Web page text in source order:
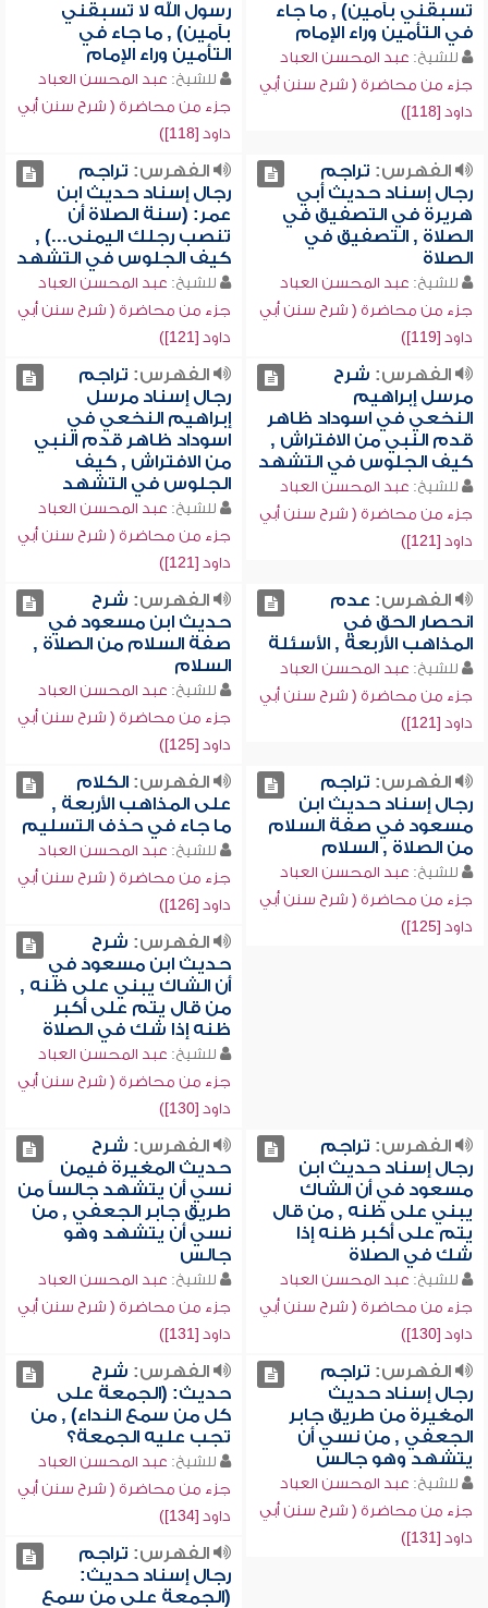
تسبقني بآمين) , ما جاء
في التأمين وراء الإمام
للشيخ: عبد المحسن العباد
جزء من محاضرة ( شرح سنن أبي
داود [118])
رسول الله لا تسبقني
بآمين) , ما جاء في
التأمين وراء الإمام
للشيخ: عبد المحسن العباد
جزء من محاضرة ( شرح سنن أبي
داود [118])
الفهرس: تراجم
رجال إسناد حديث أبي
هريرة في التصفيق في
الصلاة , التصفيق في
الصلاة
للشيخ: عبد المحسن العباد
جزء من محاضرة ( شرح سنن أبي
داود [119])
الفهرس: تراجم
رجال إسناد حديث ابن
عمر: (سنة الصلاة أن
تنصب رجلك اليمنى...) ,
كيف الجلوس في التشهد
للشيخ: عبد المحسن العباد
جزء من محاضرة ( شرح سنن أبي
داود [121])
الفهرس: شرح
مرسل إبراهيم
النخعي في اسوداد ظاهر
قدم النبي من الافتراش ,
كيف الجلوس في التشهد
للشيخ: عبد المحسن العباد
جزء من محاضرة ( شرح سنن أبي
داود [121])
الفهرس: تراجم
رجال إسناد مرسل
إبراهيم النخعي في
اسوداد ظاهر قدم النبي
من الافتراش , كيف
الجلوس في التشهد
للشيخ: عبد المحسن العباد
جزء من محاضرة ( شرح سنن أبي
داود [121])
الفهرس: عدم
انحصار الحق في
المذاهب الأربعة , الأسئلة
للشيخ: عبد المحسن العباد
جزء من محاضرة ( شرح سنن أبي
داود [121])
الفهرس: شرح
حديث ابن مسعود في
صفة السلام من الصلاة ,
السلام
للشيخ: عبد المحسن العباد
جزء من محاضرة ( شرح سنن أبي
داود [125])
الفهرس: تراجم
رجال إسناد حديث ابن
مسعود في صفة السلام
من الصلاة , السلام
للشيخ: عبد المحسن العباد
جزء من محاضرة ( شرح سنن أبي
داود [125])
الفهرس:الكلام
على المذاهب الأربعة ,
ما جاء في حذف التسليم
للشيخ: عبد المحسن العباد
جزء من محاضرة ( شرح سنن أبي
داود [126])
الفهرس: شرح
حديث ابن مسعود في
أن الشاك يبني على ظنه ,
من قال يتم على أكبر
ظنه إذا شك في الصلاة
للشيخ: عبد المحسن العباد
جزء من محاضرة ( شرح سنن أبي
داود [130])
الفهرس: تراجم
رجال إسناد حديث ابن
مسعود في أن الشاك
يبني على ظنه , من قال
يتم على أكبر ظنه إذا
شك في الصلاة
للشيخ: عبد المحسن العباد
جزء من محاضرة ( شرح سنن أبي
داود [130])
الفهرس: شرح
حديث المغيرة فيمن
نسي أن يتشهد جالساً من
طريق جابر الجعفي , من
نسي أن يتشهد وهو
جالس
للشيخ: عبد المحسن العباد
جزء من محاضرة ( شرح سنن أبي
داود [131])
الفهرس: تراجم
رجال إسناد حديث
المغيرة من طريق جابر
الجعفي , من نسي أن
يتشهد وهو جالس
للشيخ: عبد المحسن العباد
جزء من محاضرة ( شرح سنن أبي
داود [131])
الفهرس: شرح
حديث: (الجمعة على
كل من سمع النداء) , من
تجب عليه الجمعة؟
للشيخ: عبد المحسن العباد
جزء من محاضرة ( شرح سنن أبي
داود [134])
الفهرس: تراجم
رجال إسناد حديث:
(الجمعة على من سمع